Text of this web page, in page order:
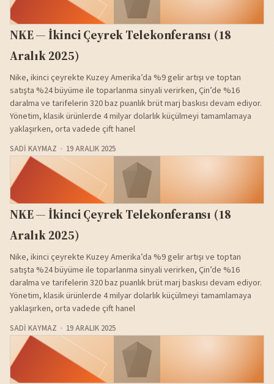
NKE — İkinci Çeyrek Telekonferansı (18
Aralık 2025)
Nike, ikinci çeyrekte Kuzey Amerika’da %9 gelir artışı ve toptan
satışta %24 büyüme ile toparlanma sinyali verirken, Çin’de %16
daralma ve tarifelerin 320 baz puanlık brüt marj baskısı devam ediyor.
Yönetim, klasik ürünlerde 4 milyar dolarlık küçülmeyi tamamlamaya
yaklaşırken, orta vadede çift hanel
SADI KAYMAZ 19 ARALIK 2025
NKE — İkinci Çeyrek Telekonferansı (18
Aralık 2025)
Nike, ikinci çeyrekte Kuzey Amerika’da %9 gelir artışı ve toptan
satışta %24 büyüme ile toparlanma sinyali verirken, Çin’de %16
daralma ve tarifelerin 320 baz puanlık brüt marj baskısı devam ediyor.
Yönetim, klasik ürünlerde 4 milyar dolarlık küçülmeyi tamamlamaya
yaklaşırken, orta vadede çift hanel
SADI KAYMAZ 19 ARALIK 2025